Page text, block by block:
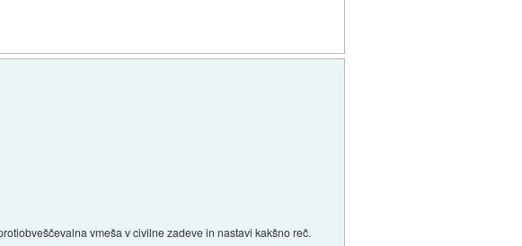
vmeša v civilne zadeve in nastavi kakšno reč.